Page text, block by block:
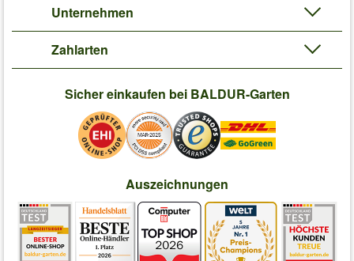
Unternehmen
Zahlarten
Sicher einkaufen bei BALDUR-Garten
Auszeichnungen